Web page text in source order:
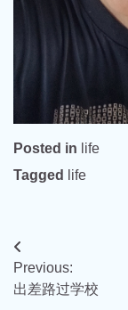
Posted in life
Tagged
life
文
章
Previous:
出差路过学校